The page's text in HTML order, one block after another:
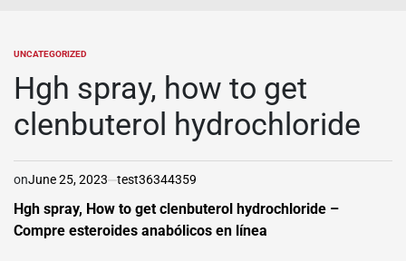
POSTED
UNCATEGORIZED
Hgh spray, how to get
clenbuterol hydrochloride
onJune 25, 2023 test36344359
Hgh spray, How to get clenbuterol hydrochloride –
Compre esteroides anabólicos en línea